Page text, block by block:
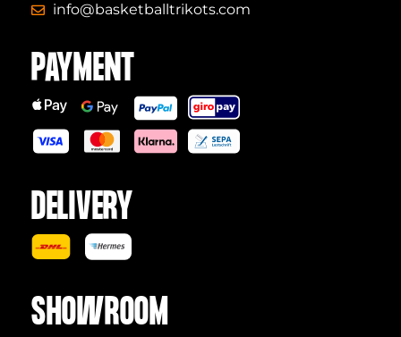
info@basketballtrikots.com
PAYMENT
DELIVERY
SHOWROOM